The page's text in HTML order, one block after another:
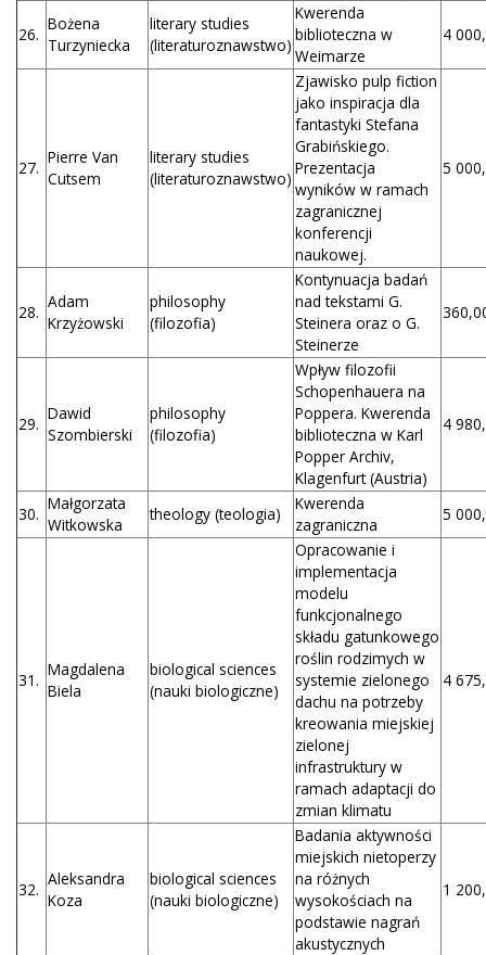
26.
Bożena
Turzyniecka
literary studies
(literaturoznawstwo)
Kwerenda
biblioteczna w
Weimarze
4
27.
Pierre Van
Cutsem
literary studies
(literaturoznawstwo)
Zjawisko pulp fiction
jako inspiracja dla
fantastyki Stefana
Grabińskiego.
Prezentacja
wyników w ramach
zagranicznej
konferencji
naukowej.
5
28.
Adam
Krzyżowski
philosophy
(filozofia)
Kontynuacja badań
nad tekstami G.
Steinera oraz o G.
Steinerze
29.
Dawid
Szombierski
philosophy
(filozofia)
Wpływ filozofii
Schopenhauera na
Poppera. Kwerenda
biblioteczna w Karl
Popper Archiv,
Klagenfurt (Austria)
4
30.
Małgorzata
Witkowska
theology (teologia)
Kwerenda
zagraniczna
5
31.
Magdalena
Biela
biological sciences
(nauki biologiczne)
Opracowanie i
implementacja
modelu
funkcjonalnego
składu gatunkowego
roślin rodzimych w
systemie zielonego
dachu na potrzeby
kreowania miejskiej
zielonej
infrastruktury w
ramach adaptacji do
zmian klimatu
4
32.
Aleksandra
Koza
biological sciences
(nauki biologiczne)
Badania aktywności
miejskich nietoperzy
na różnych
wysokościach na
podstawie nagrań
akustycznych
1